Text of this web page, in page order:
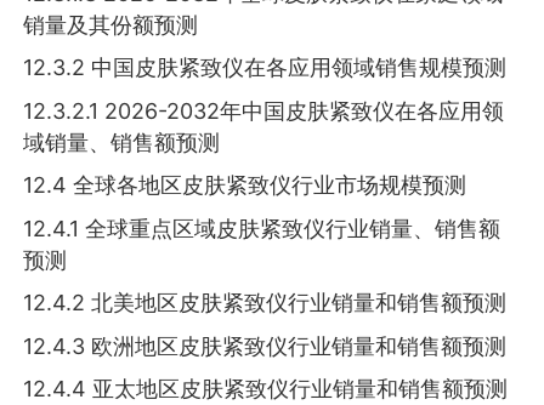
销量及其份额预测
12.3.2 中国皮肤紧致仪在各应用领域销售规模预测
12.3.2.1 2026-2032年中国皮肤紧致仪在各应用领
域销量、销售额预测
12.4 全球各地区皮肤紧致仪行业市场规模预测
12.4.1 全球重点区域皮肤紧致仪行业销量、销售额
预测
12.4.2 北美地区皮肤紧致仪行业销量和销售额预测
12.4.3 欧洲地区皮肤紧致仪行业销量和销售额预测
12.4.4 亚太地区皮肤紧致仪行业销量和销售额预测